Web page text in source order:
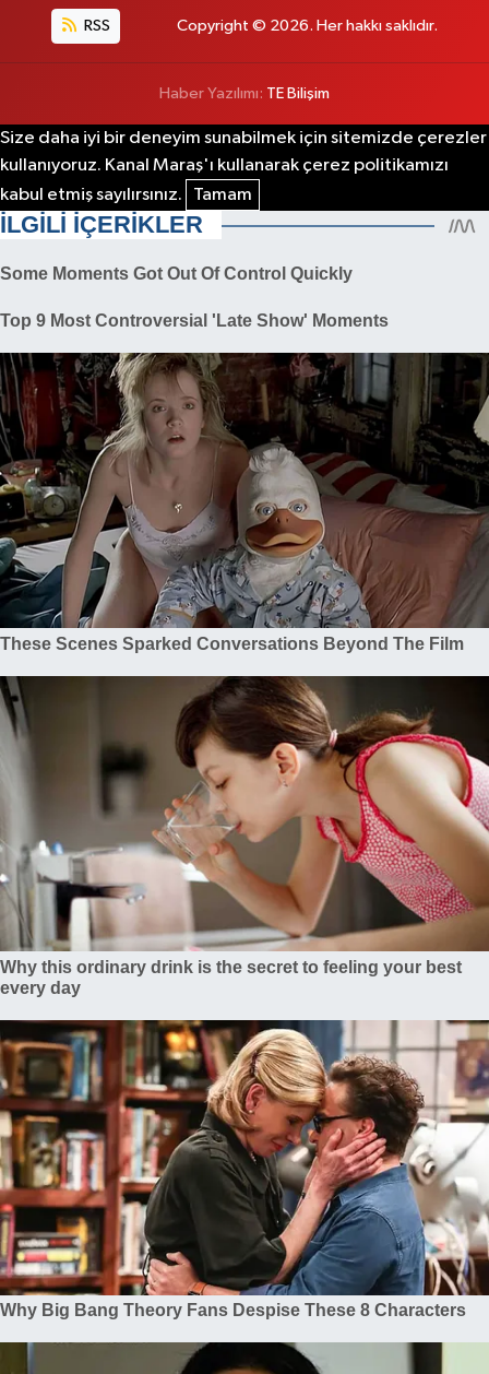
RSS Copyright © 2026. Her hakkı saklıdır.
Haber Yazılımı: TE Bilişim
Size daha iyi bir deneyim sunabilmek için sitemizde çerezler
kullanıyoruz. Kanal Maraş'ı kullanarak çerez politikamızı
kabul etmiş sayılırsınız.
Tamam